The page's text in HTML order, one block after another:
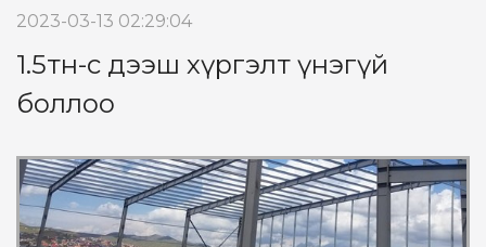
2023-03-13 02:29:04
1.5тн-с дээш хүргэлт үнэгүй
боллоо